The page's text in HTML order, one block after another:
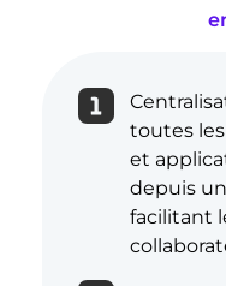
toutes
et
depuis
facilitant